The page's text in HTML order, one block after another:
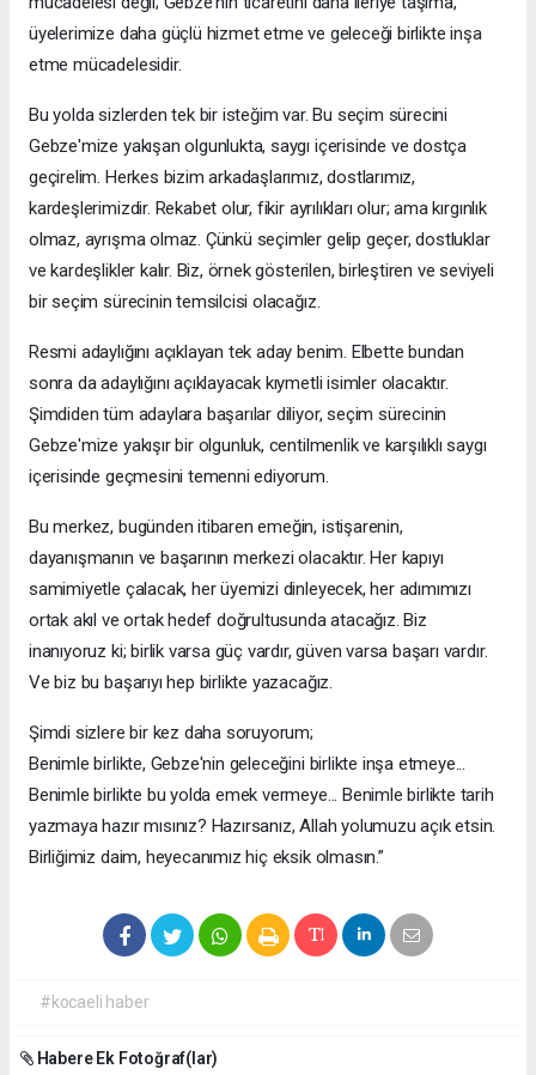
üyelerimize daha güçlü hizmet etme ve geleceği birlikte inşa
etme mücadelesidir.
Bu yolda sizlerden tek bir isteğim var. Bu seçim sürecini
Gebze'mize yakışan olgunlukta, saygı içerisinde ve dostça
geçirelim. Herkes bizim arkadaşlarımız, dostlarımız,
kardeşlerimizdir. Rekabet olur, fikir ayrılıkları olur; ama kırgınlık
olmaz, ayrışma olmaz. Çünkü seçimler gelip geçer, dostluklar
ve kardeşlikler kalır. Biz, örnek gösterilen, birleştiren ve seviyeli
bir seçim sürecinin temsilcisi olacağız.
Resmi adaylığını açıklayan tek aday benim. Elbette bundan
sonra da adaylığını açıklayacak kıymetli isimler olacaktır.
Şimdiden tüm adaylara başarılar diliyor, seçim sürecinin
Gebze'mize yakışır bir olgunluk, centilmenlik ve karşılıklı saygı
içerisinde geçmesini temenni ediyorum.
Bu merkez, bugünden itibaren emeğin, istişarenin,
dayanışmanın ve başarının merkezi olacaktır. Her kapıyı
samimiyetle çalacak, her üyemizi dinleyecek, her adımımızı
ortak akıl ve ortak hedef doğrultusunda atacağız. Biz
inanıyoruz ki; birlik varsa güç vardır, güven varsa başarı vardır.
Ve biz bu başarıyı hep birlikte yazacağız.
Şimdi sizlere bir kez daha soruyorum;
Benimle birlikte, Gebze'nin geleceğini birlikte inşa etmeye...
Benimle birlikte bu yolda emek vermeye... Benimle birlikte tarih
yazmaya hazır mısınız? Hazırsanız, Allah yolumuzu açık etsin.
Birliğimiz daim, heyecanımız hiç eksik olmasın.”
#kocaeli haber
Habere Ek Fotoğraf(lar)